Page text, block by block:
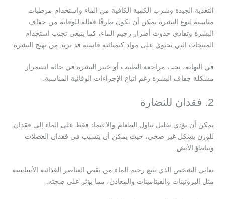
التغذية الجيدة وشرب الكمية الكافية من الماء واستخدام مرطبات
مناسبة لنوع البشرة يمكن أن تكون طرقًا فعالة للوقاية من جفاف
البشرة وتفادي حدوث أضرار رجيم الماء، كما ينبغي تجنب استخدام
المنتجات التي تحتوي على مواد كيميائية قاسية قد تزيد من تهيج البشرة.
في النهاية، يجب مراجعة الطبيب أو خبير البشرة في حالة استمرار
مشكلة جفاف البشرة رغم اتباع الإجراءات الوقائية المناسبة.
2. فقدان للنضارة
يمكن أن يؤدي تقليل تناول الطعام والاعتماد فقط على الماء إلى فقدان
للوزن بشكل غير صحي، حيث يمكن أن يتسبب في فقدان العضلات
وتباطؤ الأيض.
يعاني الشخص الذي يتبع رجيم الماء من نقص العناصر الغذائية الأساسية
مثل البروتينات والفيتامينات والمعادن، مما يؤثر على صحته.